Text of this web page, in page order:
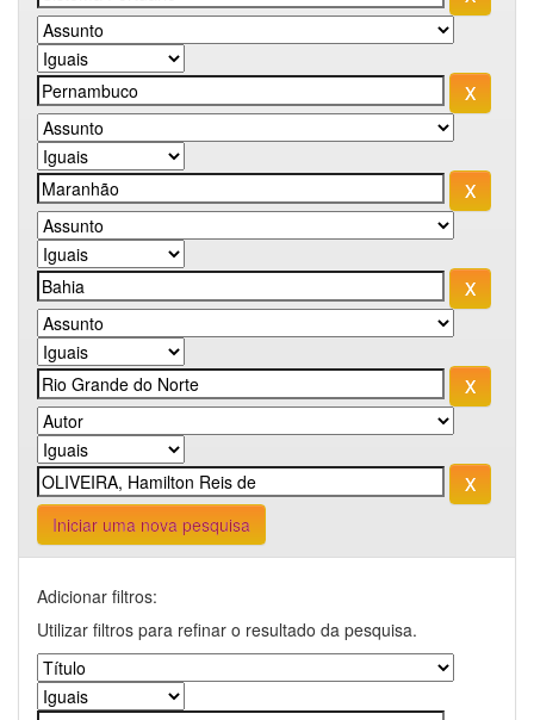
Iniciar uma nova pesquisa
Adicionar filtros:
Utilizar filtros para refinar o resultado da pesquisa.